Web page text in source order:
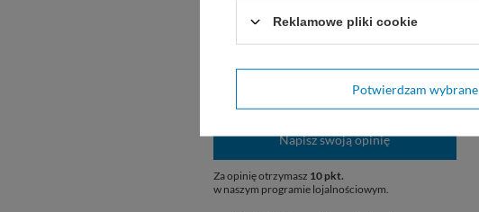
Liczba wystawionych opinii: 1
Napisz swoją opinię
Za opinię otrzymasz 10 pkt.
w naszym programie lojalnościowym.
Reklamowe pliki cookie
Potwierdzam wybrane